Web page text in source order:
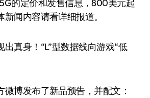
的定价和发售信息，800美元起
闻内容请看详细报道。
真身！“L”型数据线向游戏“低
博发布了新品预告，并配文：